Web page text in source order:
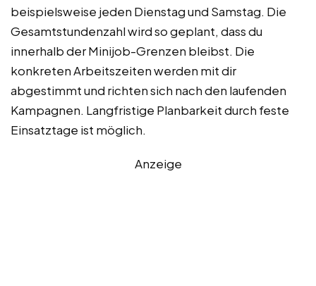
beispielsweise jeden Dienstag und Samstag. Die
Gesamtstundenzahl wird so geplant, dass du
innerhalb der Minijob-Grenzen bleibst. Die
konkreten Arbeitszeiten werden mit dir
abgestimmt und richten sich nach den laufenden
Kampagnen. Langfristige Planbarkeit durch feste
Einsatztage ist möglich.
Anzeige